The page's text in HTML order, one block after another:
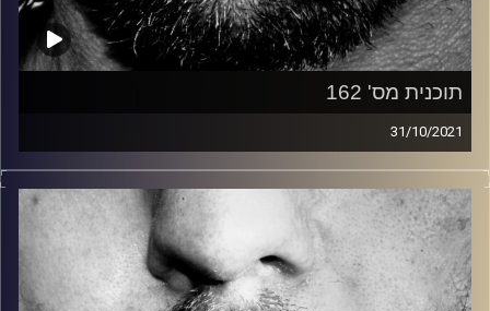
תוכנית מס' 162
31/10/2021
זיפים, מוזיקה מחוספסת של הופעות חיות. הרבה ג'אם, רוק,
בלוז, bluegrass, ג'אז, Fאנק, פרוגרסיב ואפילו אלקטרוניקה.
כל מה שחי, אמיתי ונושם.
עם שמוליק רגב.
קרדיט תמונות: David Goehring